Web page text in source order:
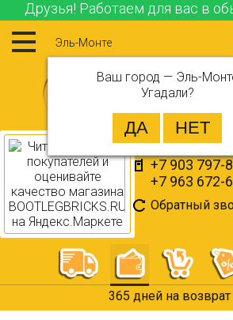
Друзья! Работаем для вас в
Эль-Монте
Ваш город — Эль-
Угадали?
+7 903 797-
+7 963 672-
Обратный
365 дней на возврат